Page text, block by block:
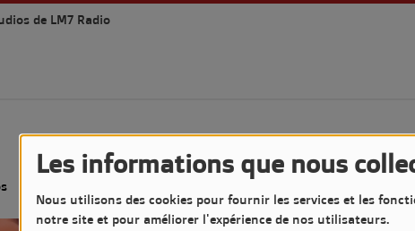
Les informations que nous
Nous utilisons des cookies pour fournir les services et les
notre site et pour améliorer l'expérience de nos utilisateurs.
de LM7 Radio